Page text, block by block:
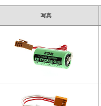
写真